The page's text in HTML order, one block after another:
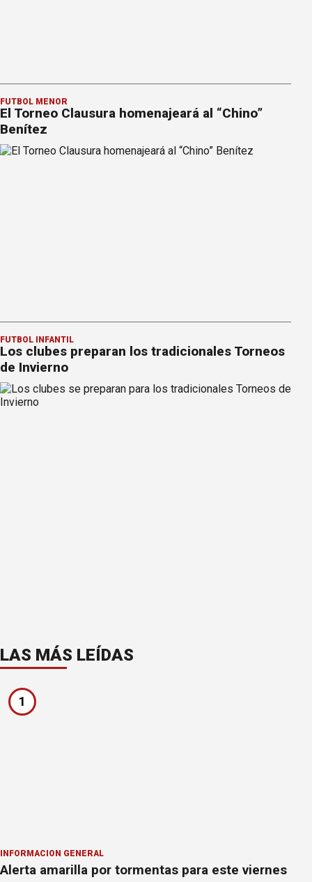
FÚTBOL MENOR
El Torneo Clausura homenajeará al “Chino”
Benítez
FÚTBOL INFANTIL
Los clubes preparan los tradicionales Torneos
de Invierno
LAS MÁS LEÍDAS
1
INFORMACION GENERAL
Alerta amarilla por tormentas para este viernes